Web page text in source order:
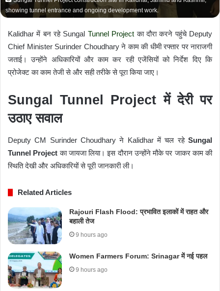
showing tunnel entrance and ongoing development work.
Kalidhar में बन रहे Sungal Tunnel Project का दौरा करने पहुंचे Deputy
Chief Minister Surinder Choudhary ने काम की धीमी रफ्तार पर नाराजगी
जताई। उन्होंने अधिकारियों और काम कर रही एजेंसियों को निर्देश दिए कि
प्रोजेक्ट का काम तेजी से और सही तरीके से पूरा किया जाए।
Sungal Tunnel Project में देरी पर
उठाए सवाल
Deputy CM Surinder Choudhary ने Kalidhar में चल रहे Sungal
Tunnel Project का जायजा लिया। इस दौरान उन्होंने मौके पर जाकर काम की
स्थिति देखी और अधिकारियों से पूरी जानकारी ली।
Related Articles
Rajouri Flash Flood: प्रभावित इलाकों में राहत और
बहाली तेज
9 hours ago
Women Farmers Forum: Srinagar में नई पहल
9 hours ago